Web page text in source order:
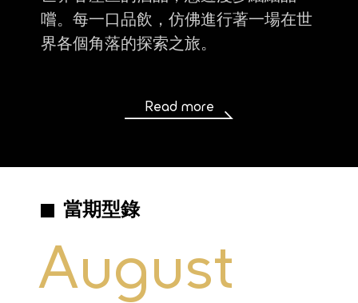
嚐。每一口品飲，仿佛進行著一場在世
界各個角落的探索之旅。
Read more
當期型錄
August